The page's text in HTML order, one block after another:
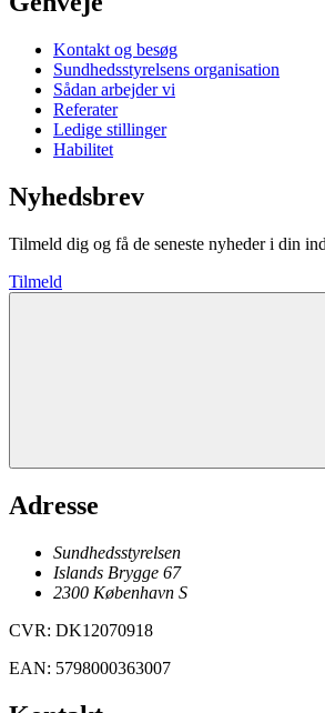
Kontakt og besøg
Sundhedsstyrelsens organisation
Sådan arbejder vi
Referater
Ledige stillinger
Habilitet
Nyhedsbrev
Tilmeld dig og få de seneste nyheder i din
Tilmeld
Adresse
Sundhedsstyrelsen
Islands Brygge 67
2300 København S
CVR: DK12070918
EAN: 5798000363007